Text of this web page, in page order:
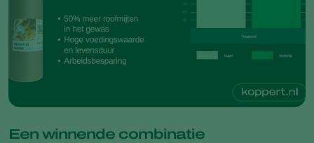
Een winnende combinatie